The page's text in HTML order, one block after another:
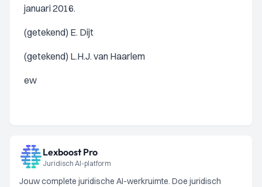
januari 2016.
(getekend) E. Dijt
(getekend) L.H.J. van Haarlem
ew
Lexboost Pro
Juridisch AI-platform
Jouw complete juridische AI-werkruimte. Doe juridisch